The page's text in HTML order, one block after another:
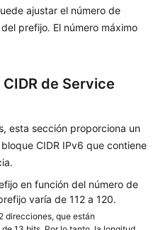
ajustar el número de
prefijo. El número máximo
de Service
esta sección proporciona un
CIDR IPv6 que contiene
en función del número de
varía de 112 a 120.
direcciones, que están